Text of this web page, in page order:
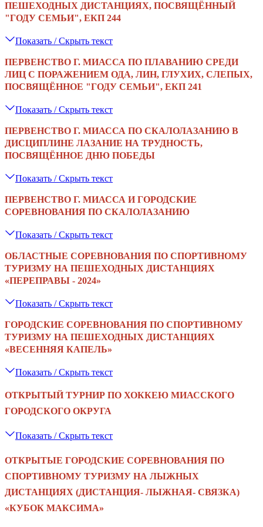
ПЕШЕХОДНЫХ ДИСТАНЦИЯХ, ПОСВЯЩЁННЫЙ
"ГОДУ СЕМЬИ", ЕКП 244
Показать / Скрыть текст
ПЕРВЕНСТВО Г. МИАССА ПО ПЛАВАНИЮ СРЕДИ
ЛИЦ С ПОРАЖЕНИЕМ ОДА, ЛИН, ГЛУХИХ, СЛЕПЫХ,
ПОСВЯЩЁННОЕ "ГОДУ СЕМЬИ", ЕКП 241
Показать / Скрыть текст
ПЕРВЕНСТВО Г. МИАССА ПО СКАЛОЛАЗАНИЮ В
ДИСЦИПЛИНЕ ЛАЗАНИЕ НА ТРУДНОСТЬ,
ПОСВЯЩЁННОЕ ДНЮ ПОБЕДЫ
Показать / Скрыть текст
ПЕРВЕНСТВО Г. МИАССА И ГОРОДСКИЕ
СОРЕВНОВАНИЯ ПО СКАЛОЛАЗАНИЮ
Показать / Скрыть текст
ОБЛАСТНЫЕ СОРЕВНОВАНИЯ ПО СПОРТИВНОМУ
ТУРИЗМУ НА ПЕШЕХОДНЫХ ДИСТАНЦИЯХ
«‎ПЕРЕПРАВЫ - 2024»
Показать / Скрыть текст
ГОРОДСКИЕ СОРЕВНОВАНИЯ ПО СПОРТИВНОМУ
ТУРИЗМУ НА ПЕШЕХОДНЫХ ДИСТАНЦИЯХ
«‎ВЕСЕННЯЯ КАПЕЛЬ»
Показать / Скрыть текст
ОТКРЫТЫЙ ТУРНИР ПО ХОККЕЮ МИАССКОГО
ГОРОДСКОГО ОКРУГА
Показать / Скрыть текст
ОТКРЫТЫЕ ГОРОДСКИЕ СОРЕВНОВАНИЯ ПО
СПОРТИВНОМУ ТУРИЗМУ НА ЛЫЖНЫХ
ДИСТАНЦИЯХ (ДИСТАНЦИЯ- ЛЫЖНАЯ- СВЯЗКА)
«КУБОК МАКСИМА»